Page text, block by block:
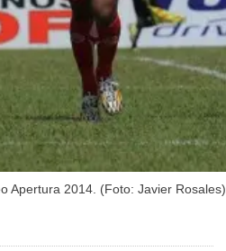
Apertura 2014. (Foto: Javier Rosales)